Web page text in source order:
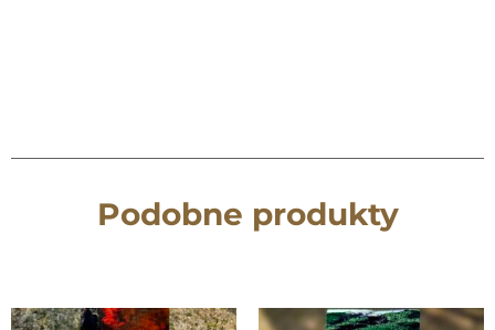
Podobne produkty